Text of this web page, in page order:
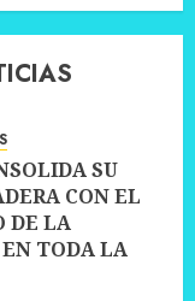
SU
CON EL
DE LA
TODA LA